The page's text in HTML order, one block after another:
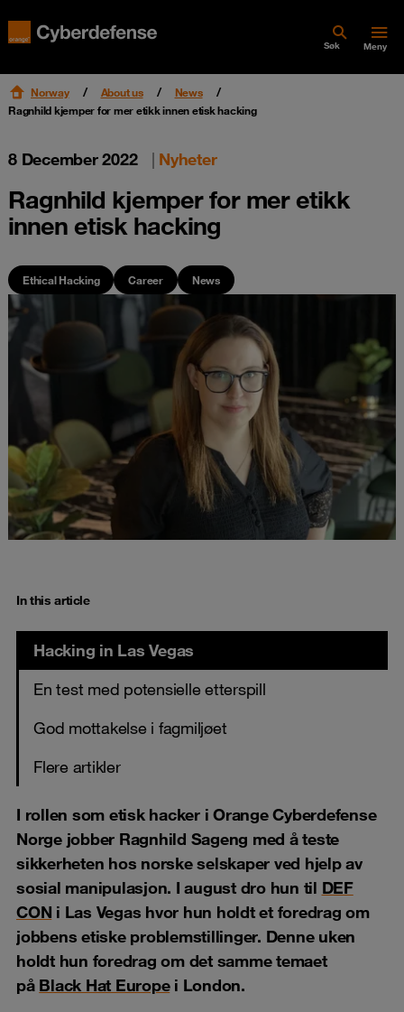
Søk Meny
Norway About us
News
Ragnhild kjemper for mer etikk innen etisk hacking
8 December 2022 | Nyheter
Ragnhild kjemper for mer etikk
innen etisk hacking
Ethical Hacking Career News
In this article
Hacking in Las Vegas
En test med potensielle etterspill
God mottakelse i fagmiljøet
Flere artikler
I rollen som etisk hacker i Orange Cyberdefense
Norge jobber Ragnhild Sageng med å teste
sikkerheten hos norske selskaper ved hjelp av
sosial manipulasjon. I august dro hun til DEF
CON i Las Vegas hvor hun holdt et foredrag om
jobbens etiske problemstillinger. Denne uken
holdt hun foredrag om det samme temaet
på Black Hat Europei London.